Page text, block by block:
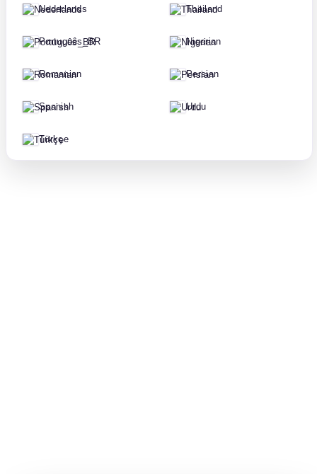
Nederlands
Português_BR
Romanian
Spanish
Türkçe
Thailand
Nigerian
Persian
Urdu